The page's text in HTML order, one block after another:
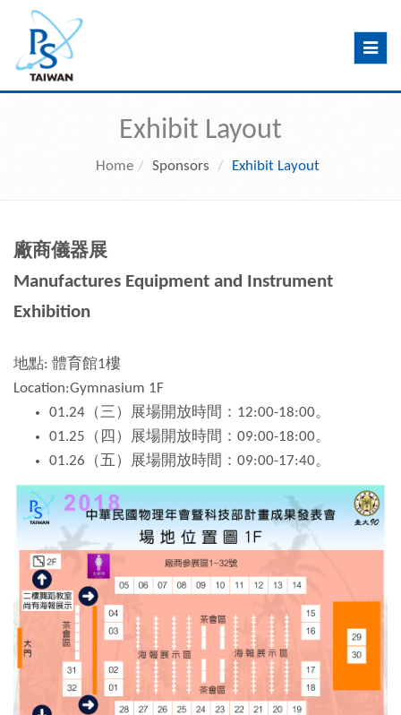
Toggle
Exhibit Layout
Home Sponsors Exhibit Layout
廠商儀器展
Manufactures Equipment and Instrument
Exhibition
地點: 體育館1樓
Location:Gymnasium 1F
01.24（三）展場開放時間： 12:00-18:00。
01.25（四）展場開放時間： 09:00-18:00。
01.26（五）展場開放時間： 09:00-17:40。